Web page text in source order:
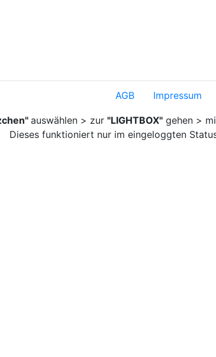
AGB Impressum
auswählen > zur "LIGHTBOX" gehen >
Dieses funktioniert nur im eingeloggten